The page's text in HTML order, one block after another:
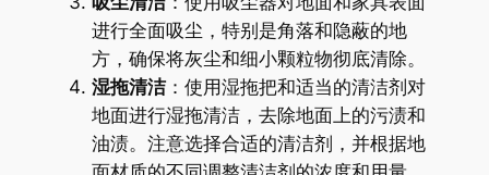
进行全面吸尘，特别是角落和隐蔽的地
方，确保将灰尘和细小颗粒物彻底清除。
湿拖清洁：使用湿拖把和适当的清洁剂对
地面进行湿拖清洁，去除地面上的污渍和
油渍。注意选择合适的清洁剂，并根据地